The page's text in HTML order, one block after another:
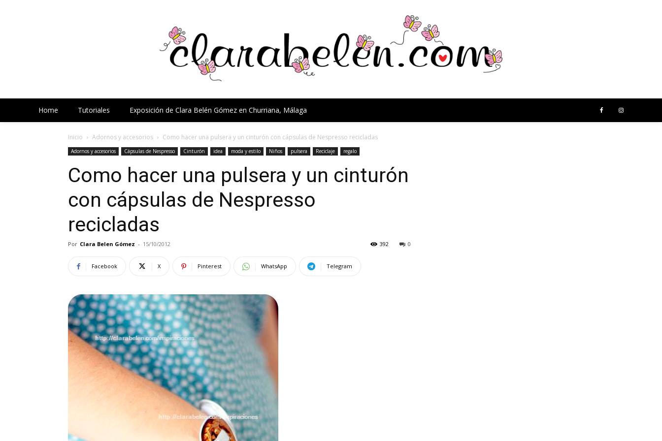
Home Tutoriales Exposición de Clara Belén Gómez en Churriana, Málaga
Inicio Adornos y accesorios Como hacer una pulsera y un cinturón con cápsulas de Nespresso recicladas
Adornos y accesorios Cápsulas de Nespresso Cinturón idea moda y estilo Niños pulsera Reciclaje regalo
Como hacer una pulsera y un cinturón
con cápsulas de Nespresso
recicladas
Por Clara Belen Gómez - 15/10/2012 0
392
Facebook X Pinterest WhatsApp Telegram